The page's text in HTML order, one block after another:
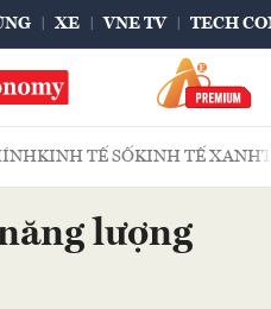
XE VNE TV TECH
KINH TẾ SỐKINH TẾ XANH
lượng